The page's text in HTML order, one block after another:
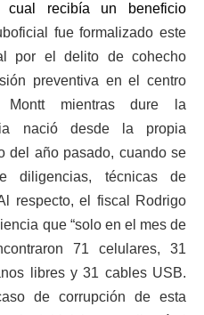
recibía un beneficio
fue formalizado este
por el delito de cohecho
preventiva en el centro
Montt mientras dure la
nació desde la propia
del año pasado, cuando se
diligencias, técnicas de
respecto, el fiscal Rodrigo
que “solo en el mes de
71 celulares, 31
libres y 31 cables USB.
de corrupción de esta